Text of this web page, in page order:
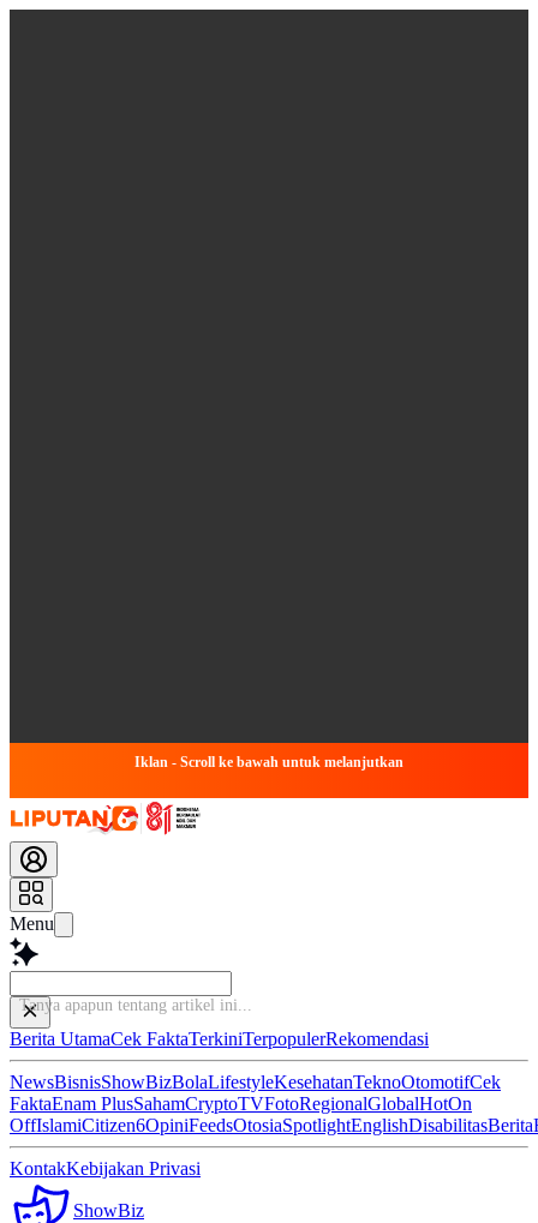
Iklan - Scroll ke bawah untuk melanjutkan
Menu
Tanya apapu
Berita UtamaCek FaktaTerkiniTerpopulerRekomendasi
NewsBisnisShowBizBolaLifestyleKesehatanTeknoOtomotifCek
FaktaEnam PlusSahamCryptoTVFotoRegionalGlobalHotOn
OffIslamiCitizen6OpiniFeedsOtosiaSpotlightEnglishDisabilitasBerita
KontakKebijakan Privasi
ShowBiz